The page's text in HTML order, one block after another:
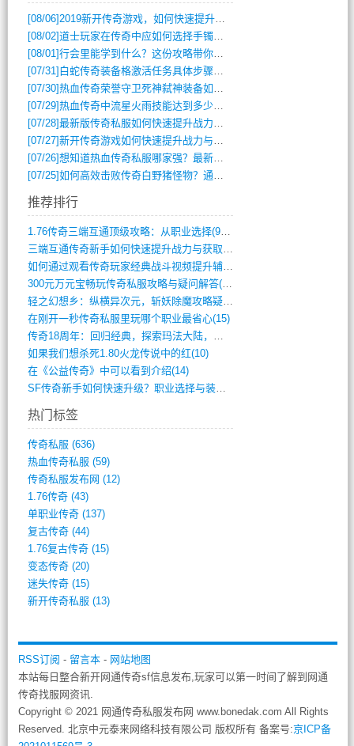
[08/06]2019新开传奇游戏，如何快速提升角色等级？
[08/02]道士玩家在传奇中应如何选择手镯装备？
[08/01]行会里能学到什么？这份攻略带你全掌握
[07/31] 白蛇传奇装备格激活任务具体步骤是什么？如何完成？
[07/30]热血传奇荣誉守卫死神弑神装备如何获取与佩戴攻略？
[07/29]热血传奇中流星火雨技能达到多少级可以开始练装备？
[07/28]最新版传奇私服如何快速提升战力与获取稀有装备？
[07/27]新开传奇游戏如何快速提升战力与获取稀有装备？
[07/26]想知道热血传奇私服哪家强？最新排行榜攻略全解析
[07/25]如何高效击败传奇白野猪怪物？通关技巧全解析
推荐排行
1.76传奇三端互通顶级攻略：从职业选择(972)
三端互通传奇新手如何快速提升战力与获取稀(379)
如何通过观看传奇玩家经典战斗视频提升辅助(661)
300元万元宝畅玩传奇私服攻略与疑问解答(828)
轻之幻想乡：纵横异次元，斩妖除魔攻略疑云(404)
在刚开一秒传奇私服里玩哪个职业最省心(15)
传奇18周年：回归经典，探索玛法大陆，寻(798)
如果我们想杀死1.80火龙传说中的红(10)
在《公益传奇》中可以看到介绍(14)
SF传奇新手如何快速升级？职业选择与装备(711)
热门标签
传奇私服 (636)
热血传奇私服 (59)
传奇私服发布网 (12)
1.76传奇(43)
单职业传奇(137)
复古传奇(44)
1.76复古传奇(15)
变态传奇(20)
迷失传奇(15)
新开传奇私服 (13)
RSS订阅 - 留言本- 网站地图
本站每日整合新开网通传奇sf信息发布,玩家可以第一时间了解到网通
传奇找服网资讯.
Copyright © 2021 网通传奇私服发布网 www.bonedak.com All Rights
Reserved. 北京中元泰来网络科技有限公司 版权所有 备案号:京ICP备